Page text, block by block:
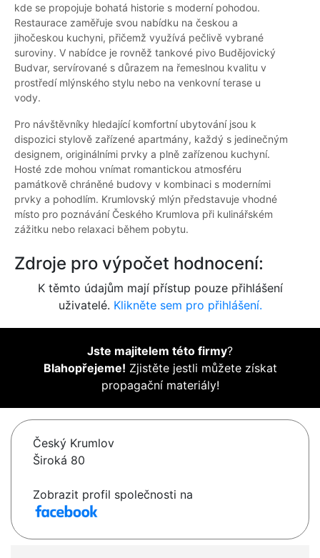
kde se propojuje bohatá historie s moderní pohodou.
Restaurace zaměřuje svou nabídku na českou a
jihočeskou kuchyni, přičemž využívá pečlivě vybrané
suroviny. V nabídce je rovněž tankové pivo Budějovický
Budvar, servírované s důrazem na řemeslnou kvalitu v
prostředí mlýnského stylu nebo na venkovní terase u
vody.
Pro návštěvníky hledající komfortní ubytování jsou k
dispozici stylově zařízené apartmány, každý s jedinečným
designem, originálními prvky a plně zařízenou kuchyní.
Hosté zde mohou vnímat romantickou atmosféru
památkově chráněné budovy v kombinaci s moderními
prvky a pohodlím. Krumlovský mlýn představuje vhodné
místo pro poznávání Českého Krumlova při kulinářském
zážitku nebo relaxaci během pobytu.
Zdroje pro výpočet hodnocení:
K těmto údajům mají přístup pouze přihlášení
uživatelé. Klikněte sem pro přihlášení.
Jste majitelem této firmy?
Blahopřejeme! Zjistěte jestli můžete získat
propagační materiály!
Český Krumlov
Široká 80
Zobrazit profil společnosti na